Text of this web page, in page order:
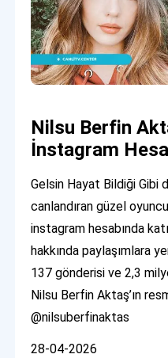
Nilsu Berfin
İnstagram
Gelsin Hayat Bildiği Gibi
canlandıran güzel
instagram hesabında
hakkında paylaşımlara
137 gönderisi ve 2,3
Nilsu Berfin Aktaş’ın
@nilsuberfinaktas
28-04-2026